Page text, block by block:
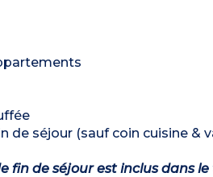
de séjour (sauf coin cuisine &
fin de séjour est inclus dans